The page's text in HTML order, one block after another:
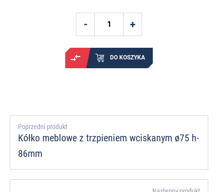
DO KOSZYKA
Poprzedni produkt
Kółko meblowe z trzpieniem wciskanym ø75 h-
86mm